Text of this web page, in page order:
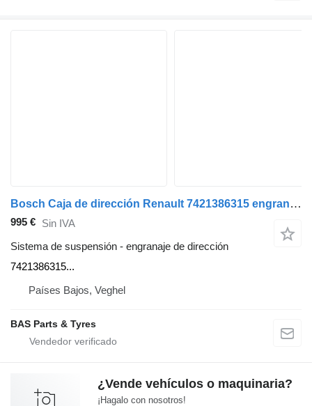
Bosch Caja de dirección Renault 7421386315 engranaje de dirección para Bosch camión
995 € Sin IVA
Sistema de suspensión - engranaje de dirección
7421386315...
Países Bajos, Veghel
BAS Parts & Tyres
¿Vende vehículos o maquinaria?
¡Hagalo con nosotros!